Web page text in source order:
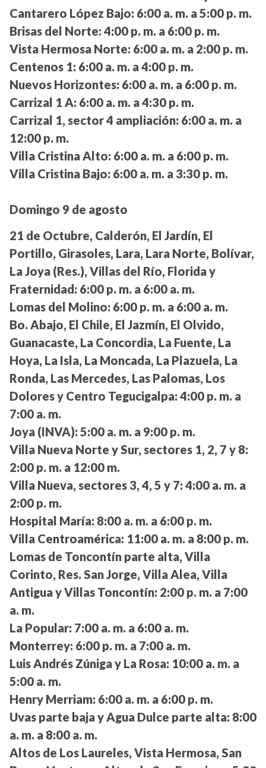
Cantarero López Bajo: 6:00 a. m. a 5:00 p. m.
Brisas del Norte: 4:00 p. m. a 6:00 p. m.
Vista Hermosa Norte: 6:00 a. m. a 2:00 p. m.
Centenos 1: 6:00 a. m. a 4:00 p. m.
Nuevos Horizontes: 6:00 a. m. a 6:00 p. m.
Carrizal 1 A: 6:00 a. m. a 4:30 p. m.
Carrizal 1, sector 4 ampliación: 6:00 a. m. a
12:00 p. m.
Villa Cristina Alto: 6:00 a. m. a 6:00 p. m.
Villa Cristina Bajo: 6:00 a. m. a 3:30 p. m.
Domingo 9 de agosto
21 de Octubre, Calderón, El Jardín, El
Portillo, Girasoles, Lara, Lara Norte, Bolívar,
La Joya (Res.), Villas del Río, Florida y
Fraternidad: 6:00 p. m. a 6:00 a. m.
Lomas del Molino: 6:00 p. m. a 6:00 a. m.
Bo. Abajo, El Chile, El Jazmín, El Olvido,
Guanacaste, La Concordia, La Fuente, La
Hoya, La Isla, La Moncada, La Plazuela, La
Ronda, Las Mercedes, Las Palomas, Los
Dolores y Centro Tegucigalpa: 4:00 p. m. a
7:00 a. m.
Joya (INVA): 5:00 a. m. a 9:00 p. m.
Villa Nueva Norte y Sur, sectores 1, 2, 7 y 8:
2:00 p. m. a 12:00 m.
Villa Nueva, sectores 3, 4, 5 y 7: 4:00 a. m. a
2:00 p. m.
Hospital María: 8:00 a. m. a 6:00 p. m.
Villa Centroamérica: 11:00 a. m. a 8:00 p. m.
Lomas de Toncontín parte alta, Villa
Corinto, Res. San Jorge, Villa Alea, Villa
Antigua y Villas Toncontín: 2:00 p. m. a 7:00
a. m.
La Popular: 7:00 a. m. a 6:00 a. m.
Monterrey: 6:00 p. m. a 7:00 a. m.
Luis Andrés Zúniga y La Rosa: 10:00 a. m. a
5:00 a. m.
Henry Merriam: 6:00 a. m. a 6:00 p. m.
Uvas parte baja y Agua Dulce parte alta: 8:00
a. m. a 8:00 a. m.
Altos de Los Laureles, Vista Hermosa, San